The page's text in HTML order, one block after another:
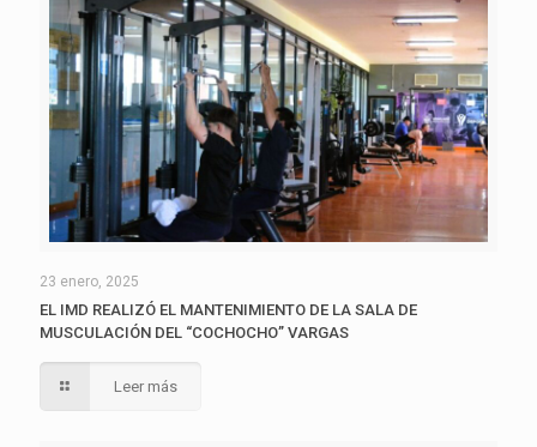
23 enero, 2025
EL IMD REALIZÓ EL MANTENIMIENTO DE LA SALA DE
MUSCULACIÓN DEL “COCHOCHO” VARGAS
Leer más